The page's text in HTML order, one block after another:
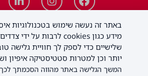
באתר זה נעשה שימוש בטכנולוגיות
מידע כגון cookies לרבות על ידי צדדים
שלישיים כדי לספק לך חוויית גלישה
יותר וכן למטרות סטטיסטיקה איפיון
המשך הגלישה באתר מהווה הסכמתך